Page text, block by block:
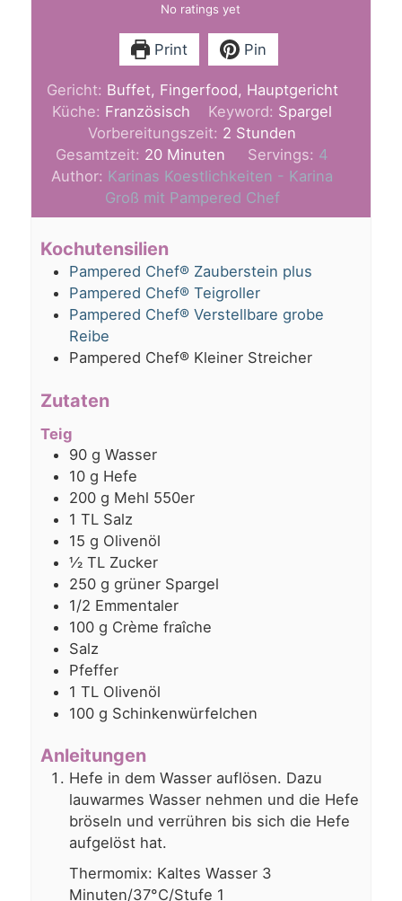
No ratings yet
Print Pin
Gericht: Buffet, Fingerfood, Hauptgericht
Küche: Französisch Keyword: Spargel
Vorbereitungszeit: 2 Stunden
Stunden
Gesamtzeit: 20Minuten
Minuten Servings: 4
Author: Karinas Koestlichkeiten - Karina
Groß mit Pampered Chef
Kochutensilien
Pampered Chef® Zauberstein plus
Pampered Chef® Teigroller
Pampered Chef® Verstellbare grobe
Reibe
Pampered Chef® Kleiner Streicher
Zutaten
Teig
90 g Wasser
10 g Hefe
200 g Mehl 550er
1 TL Salz
15 g Olivenöl
½ TL Zucker
250 g grüner Spargel
1/2 Emmentaler
100 g Crème fraîche
Salz
Pfeffer
1 TL Olivenöl
100 g Schinkenwürfelchen
Anleitungen
Hefe in dem Wasser auflösen. Dazu
lauwarmes Wasser nehmen und die Hefe
bröseln und verrühren bis sich die Hefe
aufgelöst hat.
Thermomix: Kaltes Wasser 3
Minuten/37°C/Stufe 1